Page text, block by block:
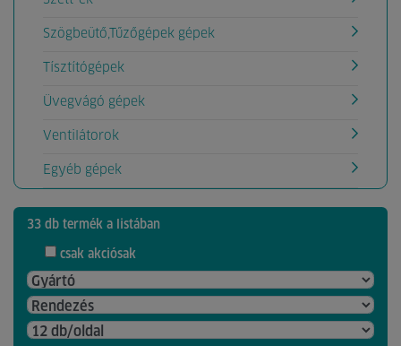
Szögbeütő,Tűzőgépek gépek
Tísztítógépek
Üvegvágó gépek
Ventilátorok
Egyéb gépek
33 db termék a listában
csak akciósak